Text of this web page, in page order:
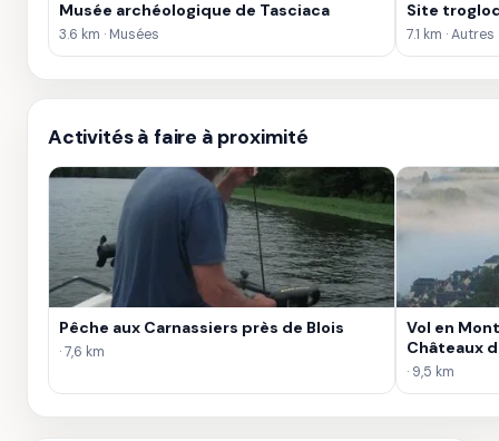
Musée archéologique de Tasciaca
3.6 km · Musées
Site
7.1 km · Autres
Activités à faire à proximité
Pêche aux Carnassiers près de Blois
· 7,6 km
Vol en
Châteaux
· 9,5 km